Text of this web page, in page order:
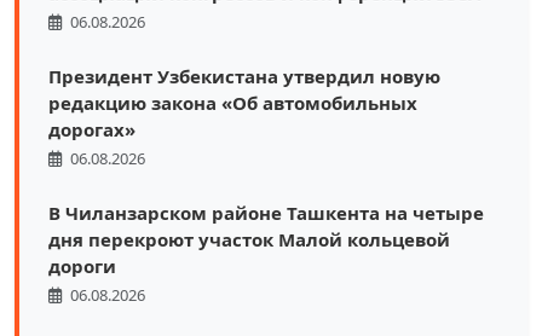
06.08.2026
Президент Узбекистана утвердил новую
редакцию закона «Об автомобильных
дорогах»
06.08.2026
В Чиланзарском районе Ташкента на четыре
дня перекроют участок Малой кольцевой
дороги
06.08.2026